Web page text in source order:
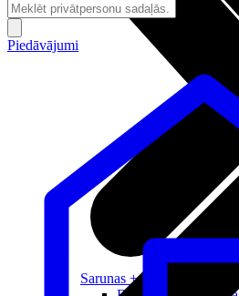
Sarunas + Internets
Piedāvājumi